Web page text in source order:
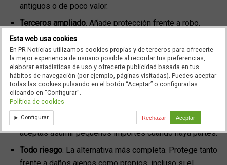
antiguos o de poco valor.
Terceros ampliado . Añade protección frente a robo,
incendio o rotura de lunas. Un punto intermedio perfecto
para quienes buscan cuidar su coche sin gastar
demasiado.
Todo riesgo con franquicia.Cubre daños a terceros y
también los del propio vehículo, pero el asegurado
asume una cantidad fija por siniestro (la franquicia).
Ideal si quieres una protección amplia sin pagar tanto y
aceptas asumir pequeños importes cuando haya partes.
Todo riesgo . La alternativa más completa. Protege tanto
frente a daños ajenos como propios, incluso si el
Esta web usa cookies
En PR Noticias utilizamos cookies propias y de terceros para ofrecerte
la mejor experiencia de usuario posible al recordar tus preferencias,
elaborar estadísticas de uso y ofrecerte publicidad basada en tus
hábitos de navegación (por ejemplo, páginas visitadas). Puedes aceptar
todas las cookies pulsando en el botón “Aceptar” o configurarlas
clicando en "Configurar".
Política de cookies
Configurar Rechazar Aceptar